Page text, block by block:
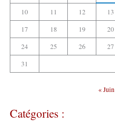
10
11 12 13
17
18 19 20
24
25 26 27
31
« Juin
Catégories :